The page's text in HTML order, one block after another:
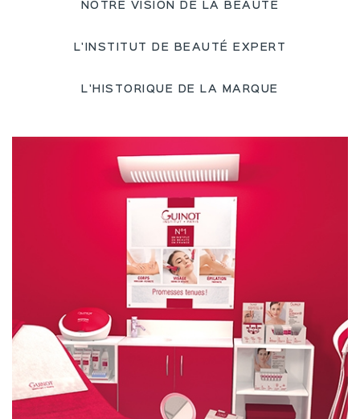
NOTRE VISION DE LA BEAUTÉ
L'INSTITUT DE BEAUTÉ EXPERT
L'HISTORIQUE DE LA MARQUE